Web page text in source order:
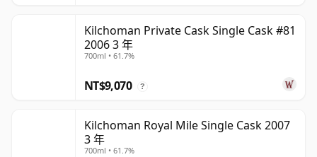
Kilchoman Private Cask Single Cask #81
2006 3 年
700ml • 61.7%
NT$9,070 ?
Kilchoman Royal Mile Single Cask 2007
3 年
700ml • 61.7%